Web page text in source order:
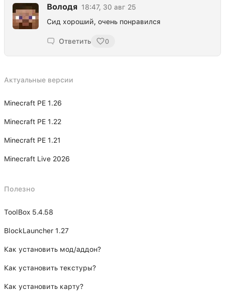
Володя 18:47, 30 авг 25
Сид хороший, очень понравился
Ответить 0
Актуальные версии
Minecraft PE 1.26
Minecraft PE 1.22
Minecraft PE 1.21
Minecraft Live 2026
Полезно
ToolBox 5.4.58
BlockLauncher 1.27
Как установить мод/аддон?
Как установить текстуры?
Как установить карту?